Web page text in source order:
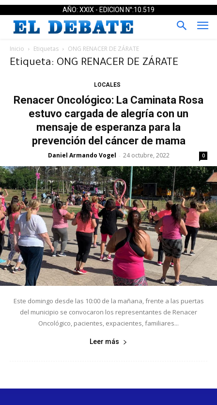
AÑO: XXIX - EDICION N°:10.519
Inicio Etiquetas ONG RENACER DE ZÁRATE
Etiqueta: ONG RENACER DE ZÁRATE
LOCALES
Renacer Oncológico: La Caminata Rosa
estuvo cargada de alegría con un
mensaje de esperanza para la
prevención del cáncer de mama
Daniel Armando Vogel - 24 octubre, 2022 0
Este domingo desde las 10:00 de la mañana, frente a las puertas
del municipio se convocaron los representantes de Renacer
Oncológico, pacientes, expacientes, familiares...
Leer más